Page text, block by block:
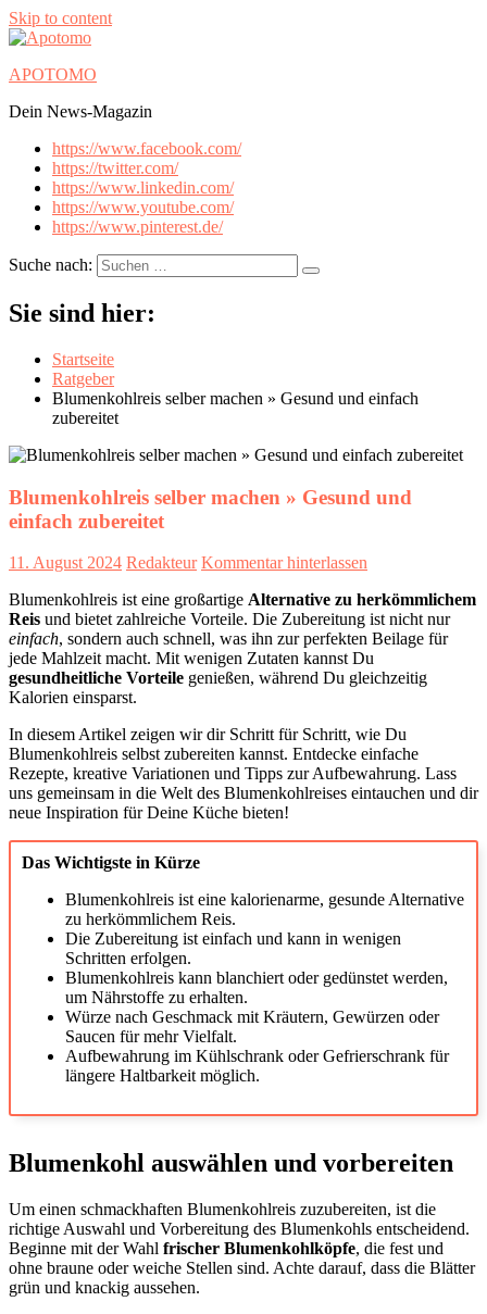
Skip to content
APOTOMO
Dein News-Magazin
https://www.facebook.com/
https://twitter.com/
https://www.linkedin.com/
https://www.youtube.com/
https://www.pinterest.de/
Suche nach:
Sie sind hier:
Startseite
Ratgeber
Blumenkohlreis selber machen » Gesund und einfach
zubereitet
Blumenkohlreis selber machen » Gesund und
einfach zubereitet
11. August 2024 Redakteur Kommentar hinterlassen
Blumenkohlreis ist eine großartige Alternative zu herkömmlichem
Reis und bietet zahlreiche Vorteile. Die Zubereitung ist nicht nur
einfach, sondern auch schnell, was ihn zur perfekten Beilage für
jede Mahlzeit macht. Mit wenigen Zutaten kannst Du
gesundheitliche Vorteile genießen, während Du gleichzeitig
Kalorien einsparst.
In diesem Artikel zeigen wir dir Schritt für Schritt, wie Du
Blumenkohlreis selbst zubereiten kannst. Entdecke einfache
Rezepte, kreative Variationen und Tipps zur Aufbewahrung. Lass
uns gemeinsam in die Welt des Blumenkohlreises eintauchen und dir
neue Inspiration für Deine Küche bieten!
Das Wichtigste in Kürze
Blumenkohlreis ist eine kalorienarme, gesunde Alternative
zu herkömmlichem Reis.
Die Zubereitung ist einfach und kann in wenigen
Schritten erfolgen.
Blumenkohlreis kann blanchiert oder gedünstet werden,
um Nährstoffe zu erhalten.
Würze nach Geschmack mit Kräutern, Gewürzen oder
Saucen für mehr Vielfalt.
Aufbewahrung im Kühlschrank oder Gefrierschrank für
längere Haltbarkeit möglich.
Blumenkohl auswählen und vorbereiten
Um einen schmackhaften Blumenkohlreis zuzubereiten, ist die
richtige Auswahl und Vorbereitung des Blumenkohls entscheidend.
Beginne mit der Wahl frischer Blumenkohlköpfe, die fest und
ohne braune oder weiche Stellen sind. Achte darauf, dass die Blätter
grün und knackig aussehen.